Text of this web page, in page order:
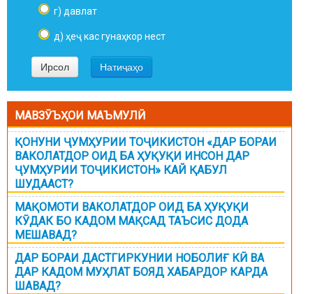
г) давлат
д) ҳеҷ кас гунаҳкор нест
МАВЗӮЪҲОИ МАЪМУЛӢ
ҚОНУНИ ҶУМҲУРИИ ТОҶИКИСТОН «ДАР БОРАИ
ВАКОЛАТДОР ОИД БА ҲУҚУҚИ ИНСОН ДАР
ҶУМҲУРИИ ТОҶИКИСТОН» КАЙ ҚАБУЛ
ШУДААСТ?
МАҚОМОТИ ВАКОЛАТДОР ОИД БА ҲУҚУҚИ
КӮДАК БО КАДОМ МАҚСАД ТАЪСИС ДОДА
МЕШАВАД?
ДАР БОРАИ ДАСТГИРКУНИИ НОБОЛИҒ КӢ ВА
ДАР КАДОМ МУҲЛАТ БОЯД ХАБАРДОР КАРДА
ШАВАД?